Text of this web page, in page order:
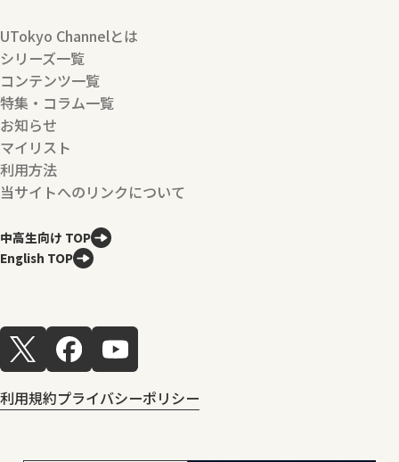
UTokyo Channelとは
シリーズ一覧
コンテンツ一覧
特集・コラム一覧
お知らせ
マイリスト
利用方法
当サイトへのリンクについて
中高生向け TOP
English TOP
利用規約プライバシーポリシー